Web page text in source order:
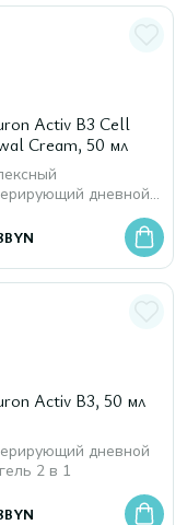
Activ B3 Cell
Cream, 50 мл
дневной
BYN
Activ B3, 50 мл
дневной
2 в 1
BYN